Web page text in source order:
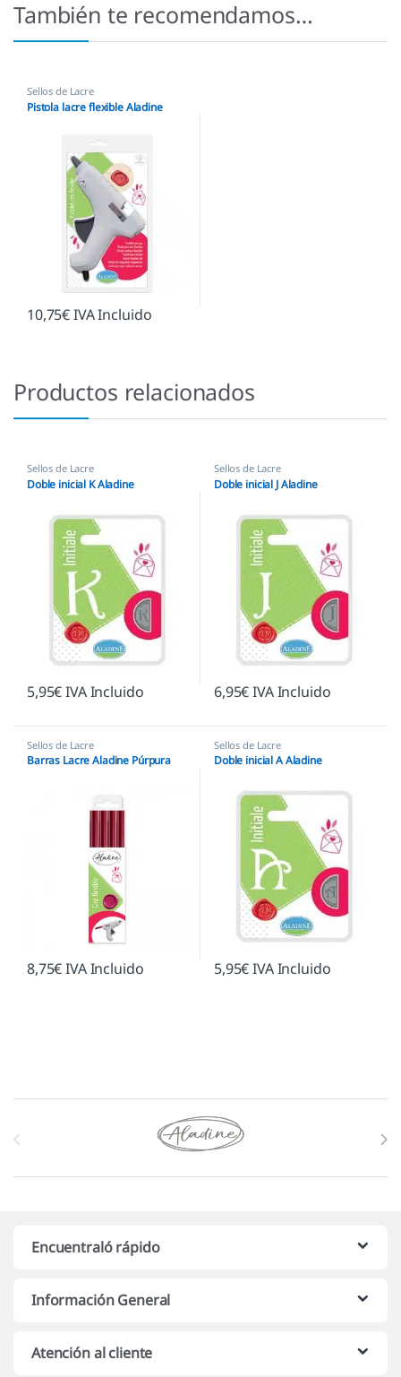
También te recomendamos…
Sellos de Lacre
Pistola lacre flexible Aladine
10,75€IVA Incluido
Productos relacionados
Sellos de Lacre
Doble inicial K Aladine
5,95€IVA Incluido
Sellos de Lacre
Doble inicial J Aladine
6,95€IVA Incluido
Sellos de Lacre
Barras Lacre Aladine Púrpura
8,75€IVA Incluido
Sellos de Lacre
Doble inicial A Aladine
5,95€IVA Incluido
Marcas De Carrusel
Encuentraló rápido
Información General
Atención al cliente